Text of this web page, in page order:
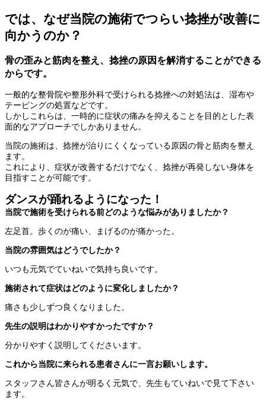
では、なぜ当院の施術でつらい捻挫が改善に
向かうのか？
骨の歪みと筋肉を整え、捻挫の原因を解消することができる
からです。
一般的な整骨院や整形外科で受けられる捻挫への対処法は、湿布や
テーピングの処置などです。
しかしこれらは、一時的に症状の痛みを抑えることを目的とした表
面的なアプローチでしかありません。
当院の施術は、捻挫が治りにくくなっている原因の骨と筋肉を整え
ます。
これにより、症状が改善するだけでなく、捻挫が再発しない身体を
目指すことが可能です。
ダンスが踊れるようになった！
当院で施術を受けられる前どのような悩みがありましたか？
左足首。歩くのが痛い、まげるのが痛かった。
当院の雰囲気はどうでしたか？
いつも元気でていねいで気持ち良いです。
施術されて症状はどのように変化しましたか？
痛さも少しずつ良くなりました。
先生の説明はわかりやすかったですか？
分かりやすく説明してくださいます。
これから当院に来られる患者さんに一言お願いします。
スタッフさん皆さんが明るく元気で、先生もていねいで見て下さい
ます。